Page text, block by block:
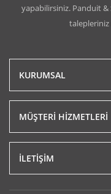
yapabilirsiniz. Panduit &
talepleriniz
KURUMSAL
MÜŞTERİ HİZMETLERİ
İLETİŞİM